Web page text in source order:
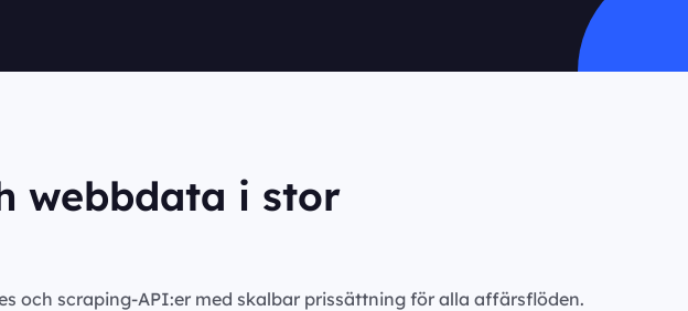
webbdata i stor
och scraping-API:er med skalbar prissättning för alla affärsflöden.